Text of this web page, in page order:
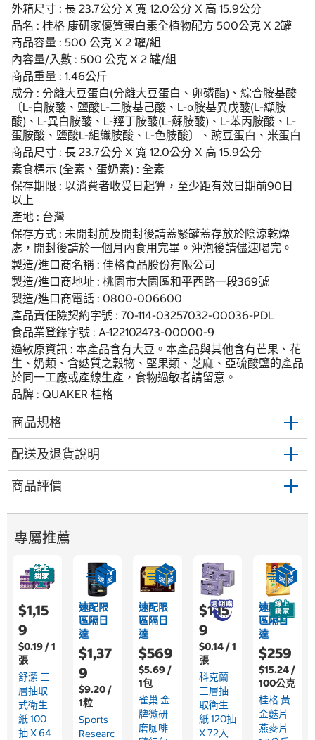
外箱尺寸 : 長 23.7公分 X 寬 12.0公分 X 高 15.9公分
品名 : 桂格 康研家優質蛋白素全植物配方 500公克 X 2罐
商品容量 : 500 公克 X 2 罐/組
內容量/入數 : 500 公克 X 2 罐/組
商品重量 : 1.46公斤
成分 : 分離大豆蛋白(分離大豆蛋白、卵磷酯)、綜合胺基酸
〔L-白胺酸、鹽酸L-二胺基己酸、L-α胺基異戊酸(L-纈胺
酸)、L-異白胺酸、L-羥丁胺酸(L-蘇胺酸)、L-苯丙胺酸、L-
蛋胺酸、鹽酸L-組織胺酸、L-色胺酸〕、豌豆蛋白、米蛋白
商品尺寸 : 長 23.7公分 X 寬 12.0公分 X 高 15.9公分
素食標示 (全素、蛋奶素) : 全素
保存期限 : 以消費者收受日起算，至少距有效日期前90日
以上
產地 : 台灣
保存方式 : 未開封前及開封後請蓋緊罐蓋存放於陰涼乾燥
處，開封後請於一個月內食用完畢。沖泡後請儘速喝完。
製造/進口商名稱 : 佳格食品股份有限公司
製造/進口商地址 : 桃園市大園區和平西路一段369號
製造/進口商電話 : 0800-006600
產品責任險契約字號 : 70-114-03257032-00036-PDL
食品業登錄字號 : A-122102473-00000-9
過敏原資訊 : 本產品含有大豆。本產品與其他含有芒果、花
生、奶類、含麩質之穀物、堅果類、芝麻、亞硫酸鹽的產品
於同一工廠或產線生產，食物過敏者請留意。
品牌 : QUAKER 桂格
商品規格
配送及退貨說明
商品評價
專屬推薦
$1,15
9
$0.19 / 1
張
舒潔 三
層抽取
式衛生
紙 100
抽 X 64
速配限
區隔日
達
$1,37
9
$9.20 /
1粒
Sports
Researc
速配限
區隔日
達
$569
$5.69 /
1包
雀巢 金
牌微研
磨咖啡
$1,15
9
$0.14 / 1
張
科克蘭
三層抽
取衛生
紙 120抽
X 72入
速配限
區隔日
達
$259
$15.24 /
100公克
桂格 黃
金麩片
燕麥片